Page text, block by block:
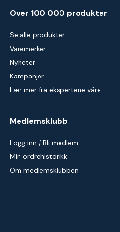
Over 100 000 produkter
Se alle produkter
Varemerker
Nyheter
Kampanjer
Lær mer fra ekspertene våre
Medlemsklubb
Logg inn / Bli medlem
Min ordrehistorikk
Om medlemsklubben